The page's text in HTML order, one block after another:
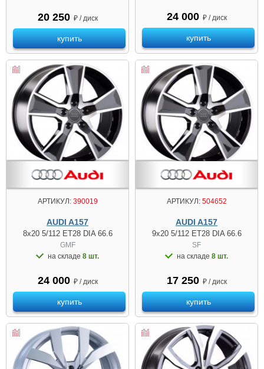
20 250 ₽ / диск
купить
24 000 ₽ / диск
купить
АРТИКУЛ:390019
AUDI A157
8x20 5/112 ET28 DIA 66.6
GMF
на складе 8 шт.
24 000 ₽ / диск
купить
АРТИКУЛ:504652
AUDI A157
9x20 5/112 ET28 DIA 66.6
SF
на складе 8 шт.
17 250 ₽ / диск
купить